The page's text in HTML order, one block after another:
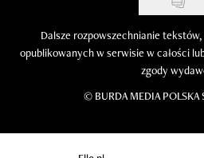
Dalsze rozpowszechnianie
opublikowanych w serwisie w całości
zgody
© BURDA MEDIA POLSKA